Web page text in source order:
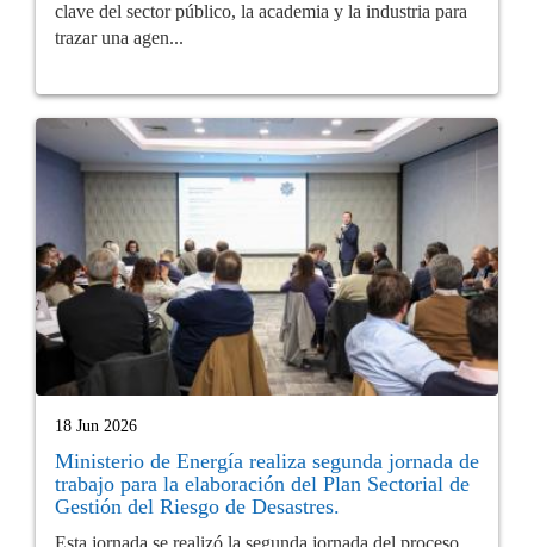
clave del sector público, la academia y la industria para
trazar una agen...
18 Jun 2026
Ministerio de Energía realiza segunda jornada de
trabajo para la elaboración del Plan Sectorial de
Gestión del Riesgo de Desastres.